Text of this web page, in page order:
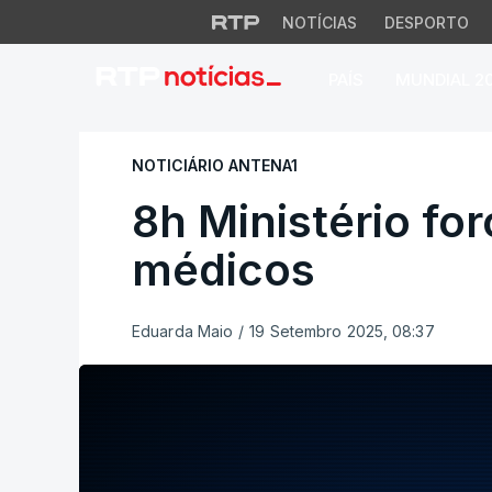
NOTÍCIAS DESPORTO
8h Ministério
NOTICIÁRIO ANTENA1
8h Ministério
médicos
Eduarda Maio / 19 Setembro 2025, 08:37